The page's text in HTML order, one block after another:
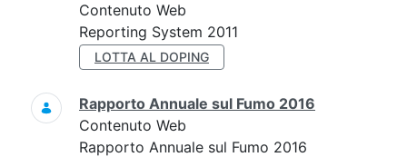
Contenuto Web
Reporting System 2011
LOTTA AL DOPING
Rapporto Annuale sul Fumo 2016
Contenuto Web
Rapporto Annuale sul Fumo 2016